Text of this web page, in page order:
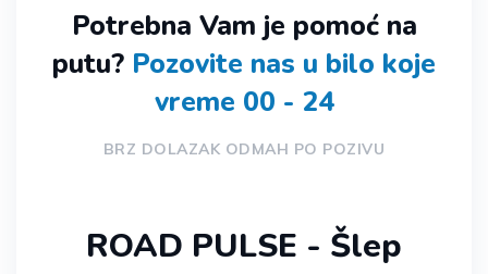
Potrebna Vam je pomoć na
putu? Pozovite nas u bilo koje
vreme 00 - 24
BRZ DOLAZAK ODMAH PO POZIVU
ROAD PULSE - Šlep